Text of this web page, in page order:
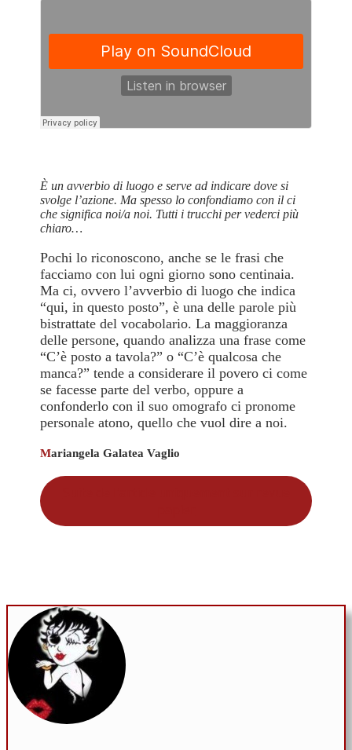
È un avverbio di luogo e serve ad indicare dove si
svolge l’azione. Ma spesso lo confondiamo con il ci
che significa noi/a noi. Tutti i trucchi per vederci più
chiaro…
Pochi lo riconoscono, anche se le frasi che
facciamo con lui ogni giorno sono centinaia.
Ma ci, ovvero l’avverbio di luogo che indica
“qui, in questo posto”, è una delle parole più
bistrattate del vocabolario. La maggioranza
delle persone, quando analizza una frase come
“C’è posto a tavola?” o “C’è qualcosa che
manca?” tende a considerare il povero ci come
se facesse parte del verbo, oppure a
confonderlo con il suo omografo ci pronome
personale atono, quello che vuol dire a noi.
Mariangela Galatea Vaglio